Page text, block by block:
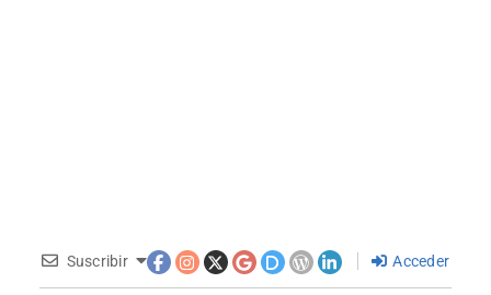
Suscribir Acceder